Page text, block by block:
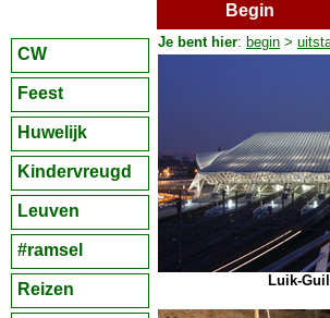
Begin
CW
Feest
Huwelijk
Kindervreugd
Leuven
#ramsel
Reizen
Je bent hier: begin >
Luik-